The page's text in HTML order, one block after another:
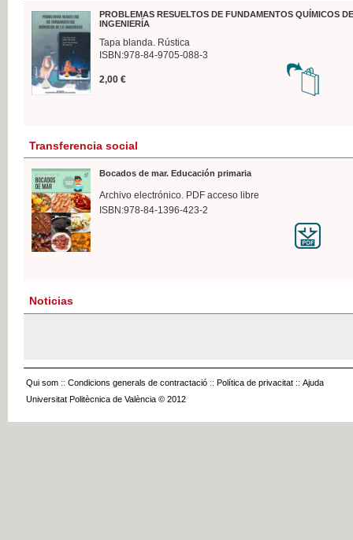
PROBLEMAS RESUELTOS DE FUNDAMENTOS QUÍMICOS
INGENIERÍA
Tapa blanda. Rústica
ISBN:978-84-9705-088-3
2,00 €
Transferencia social
Bocados de mar. Educación primaria
Archivo electrónico. PDF acceso libre
ISBN:978-84-1396-423-2
Noticias
Qui som :: Condicions generals de contractació :: Política de privacitat :: Ajuda
Universitat Politècnica de València © 2012